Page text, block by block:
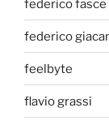
federico fasce
federico
feelbyte
flavio grassi